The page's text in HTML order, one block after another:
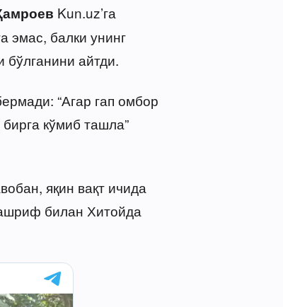
Kun.uz’га
эмас, балки унинг
айтди.
“Агар гап омбор
кўмиб ташла”
яқин вақт ичида
билан Хитойда